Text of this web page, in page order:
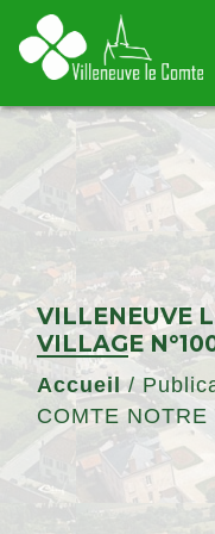
VILLENEUVE
VILLAGE
Accueil/
COMTE